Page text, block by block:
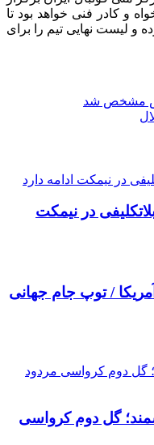
و کادر فنی خواهد بود تا
و لیست نهایی تیم را برای
مشخص شد
در نیمکت
/ توپ جام جهانی
گل دوم کرواسی